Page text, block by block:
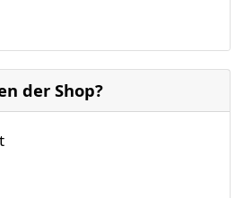
der Shop?
der folgenden Antworten aus.